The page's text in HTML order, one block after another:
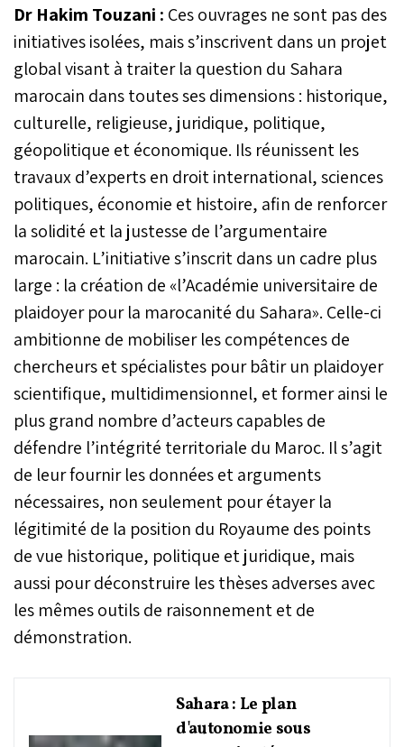
Dr Hakim Touzani : Ces ouvrages ne sont pas des
initiatives isolées, mais s’inscrivent dans un projet
global visant à traiter la question du Sahara
marocain dans toutes ses dimensions : historique,
culturelle, religieuse, juridique, politique,
géopolitique et économique. Ils réunissent les
travaux d’experts en droit international, sciences
politiques, économie et histoire, afin de renforcer
la solidité et la justesse de l’argumentaire
marocain. L’initiative s’inscrit dans un cadre plus
large : la création de «l’Académie universitaire de
plaidoyer pour la marocanité du Sahara». Celle-ci
ambitionne de mobiliser les compétences de
chercheurs et spécialistes pour bâtir un plaidoyer
scientifique, multidimensionnel, et former ainsi le
plus grand nombre d’acteurs capables de
défendre l’intégrité territoriale du Maroc. Il s’agit
de leur fournir les données et arguments
nécessaires, non seulement pour étayer la
légitimité de la position du Royaume des points
de vue historique, politique et juridique, mais
aussi pour déconstruire les thèses adverses avec
les mêmes outils de raisonnement et de
démonstration.
Sahara : Le plan
d'autonomie sous